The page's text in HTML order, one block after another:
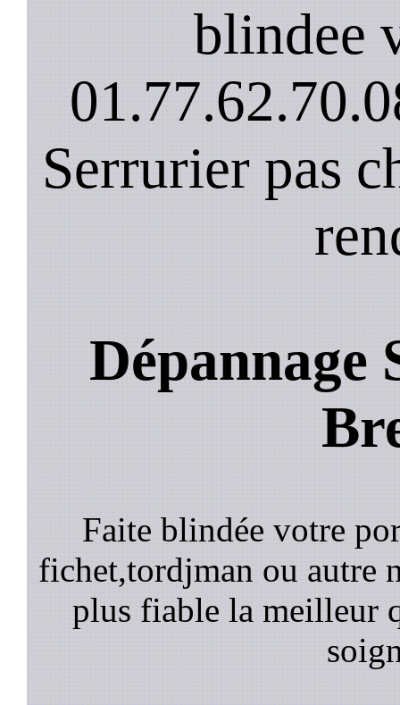
blindee
Serrurier pas
Dépannage
Faite blindée votre
fichet,tordjman ou autre
plus fiable la meilleur